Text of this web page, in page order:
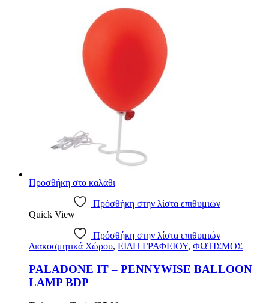
€8.95.είναι:
Προσθήκη στο καλάθι
Πρόσθήκη στην λίστα επιθυμιών
Quick View
Πρόσθήκη στην λίστα επιθυμιών
Διακοσμητικά Χώρου, ΕΙΔΗ ΓΡΑΦΕΙΟΥ, ΦΩΤΙΣΜΟΣ
PALADONE IT – PENNYWISE BALLOON
LAMP BDP